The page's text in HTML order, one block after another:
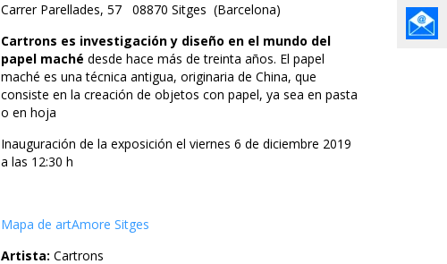
Carrer Parellades, 57 08870 Sitges (Barcelona)
Cartrons es investigación y diseño en el mundo del
papel maché desde hace más de treinta años. El papel
maché es una técnica antigua, originaria de China, que
consiste en la creación de objetos con papel, ya sea en pasta
o en hoja
Inauguración de la exposición el viernes 6 de diciembre 2019
a las 12:30 h
Mapa de artAmore Sitges
Artista: Cartrons